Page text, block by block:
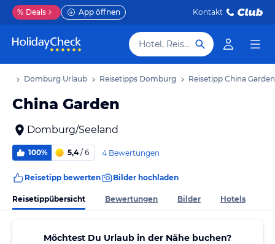
% Deals App öffnen Kontakt
Hotel, Reiseziel
Domburg Urlaub Reisetipps Domburg Reisetipp China Garden
China Garden
Domburg/Seeland
100% 5,4/ 6 4 Bewertungen
Reisetipp bewerten Bilder hochladen
Reisetippübersicht Bewertungen Bilder Hotels
Möchtest Du Urlaub in der Nähe buchen?